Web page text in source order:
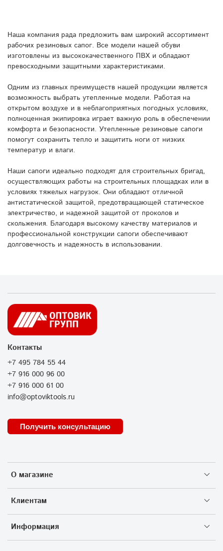
Наша компания рада предложить вам широкий ассортимент
рабочих резиновых сапог. Все модели нашей обуви
изготовлены из высококачественного ПВХ и обладают
превосходными защитными характеристиками.
Одним из главных преимуществ нашей продукции является
возможность выбрать утепленные модели. Работая на
открытом воздухе и в неблагоприятных погодных условиях,
полноценная экипировка играет важную роль в обеспечении
комфорта и безопасности. Утепленные резиновые сапоги
помогут сохранить тепло и защитить ноги от низких
температур и влаги.
Наши сапоги идеально подходят для строительных бригад,
осуществляющих работы на строительных площадках или в
условиях тяжелых нагрузок. Они обладают отличной
антистатической защитой, предотвращающей статическое
электричество, и надежной защитой от проколов и
скольжения. Благодаря высокому качеству материалов и
профессиональной конструкции сапоги обеспечивают
долговечность и надежность в использовании.
О магазине
Клиентам
Информация
Контакты
+7 495 784 55 44
+7 916 000 96 00
+7 916 000 61 00
info@optoviktools.ru
Получить консультацию